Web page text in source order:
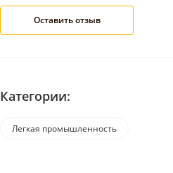
Категории:
Легкая промышленность